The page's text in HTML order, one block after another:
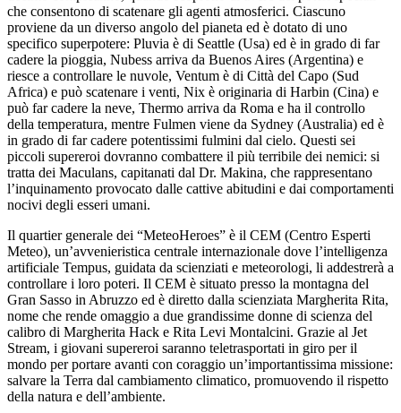
che consentono di scatenare gli agenti atmosferici. Ciascuno
proviene da un diverso angolo del pianeta ed è dotato di uno
specifico superpotere: Pluvia è di Seattle (Usa) ed è in grado di far
cadere la pioggia, Nubess arriva da Buenos Aires (Argentina) e
riesce a controllare le nuvole, Ventum è di Città del Capo (Sud
Africa) e può scatenare i venti, Nix è originaria di Harbin (Cina) e
può far cadere la neve, Thermo arriva da Roma e ha il controllo
della temperatura, mentre Fulmen viene da Sydney (Australia) ed è
in grado di far cadere potentissimi fulmini dal cielo. Questi sei
piccoli supereroi dovranno combattere il più terribile dei nemici: si
tratta dei Maculans, capitanati dal Dr. Makina, che rappresentano
l’inquinamento provocato dalle cattive abitudini e dai comportamenti
nocivi degli esseri umani.
Il quartier generale dei “MeteoHeroes” è il CEM (Centro Esperti
Meteo), un’avvenieristica centrale internazionale dove l’intelligenza
artificiale Tempus, guidata da scienziati e meteorologi, li addestrerà a
controllare i loro poteri. Il CEM è situato presso la montagna del
Gran Sasso in Abruzzo ed è diretto dalla scienziata Margherita Rita,
nome che rende omaggio a due grandissime donne di scienza del
calibro di Margherita Hack e Rita Levi Montalcini. Grazie al Jet
Stream, i giovani supereroi saranno teletrasportati in giro per il
mondo per portare avanti con coraggio un’importantissima missione:
salvare la Terra dal cambiamento climatico, promuovendo il rispetto
della natura e dell’ambiente.